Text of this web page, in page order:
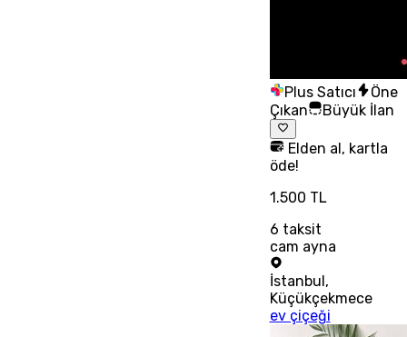
Plus Satıcı
Öne
Çıkan
Büyük İlan
Elden al, kartla
öde!
1.500 TL
6 taksit
cam ayna
İstanbul,
Küçükçekmece
ev çiçeği